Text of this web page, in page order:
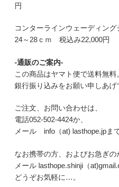
円
コンターラインウェーディング
24～28ｃｍ 税込み22,000円
-通販のご案内-
この商品はヤマト便で送料無料
銀行振り込みをお願い申しあげ
ご注文、お問い合わせは、
電話052-502-4424か、
メール info（at) lasthope.jpまで
なお携帯の方、およびお急ぎの
メール lasthope.shinji（
どうぞお気軽に…。